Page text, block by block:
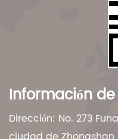
Información
Dirección: No. 273